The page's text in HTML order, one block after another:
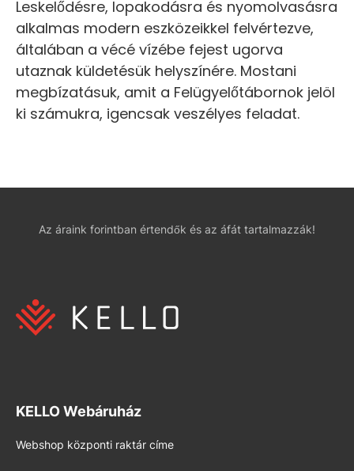
Leskelődésre, lopakodásra és nyomolvasásra
alkalmas modern eszközeikkel felvértezve,
általában a vécé vízébe fejest ugorva
utaznak küldetésük helyszínére. Mostani
megbízatásuk, amit a Felügyelőtábornok jelöl
ki számukra, igencsak veszélyes feladat.
Az áraink forintban értendők és az áfát tartalmazzák!
KELLO Webáruház
Webshop központi raktár címe